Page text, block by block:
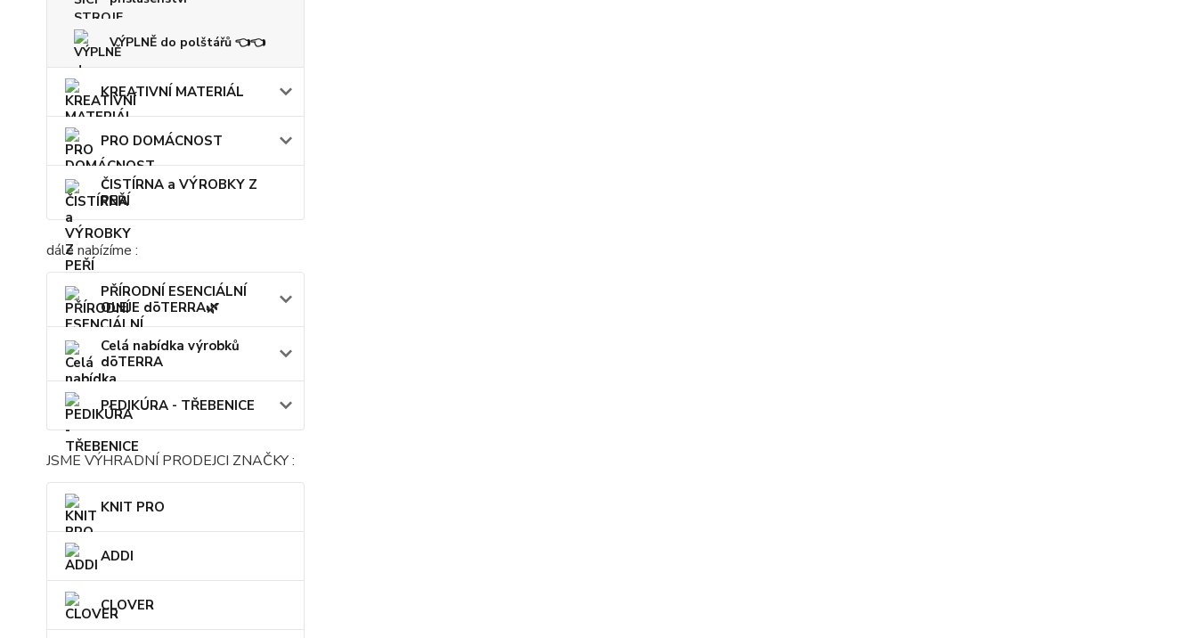
VÝPLNĚ do polštářů 👈👈
KREATIVNÍ MATERIÁL
PRO DOMÁCNOST
ČISTÍRNA a VÝROBKY Z
PEŘÍ
dále nabízíme :
PŘÍRODNÍ ESENCIÁLNÍ
OLEJE dōTERRA🌿
Celá nabídka výrobků
dōTERRA
PEDIKÚRA - TŘEBENICE
JSME VÝHRADNÍ PRODEJCI ZNAČKY :
KNIT PRO
ADDI
CLOVER